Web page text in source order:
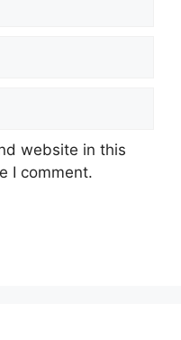
website in this
I comment.